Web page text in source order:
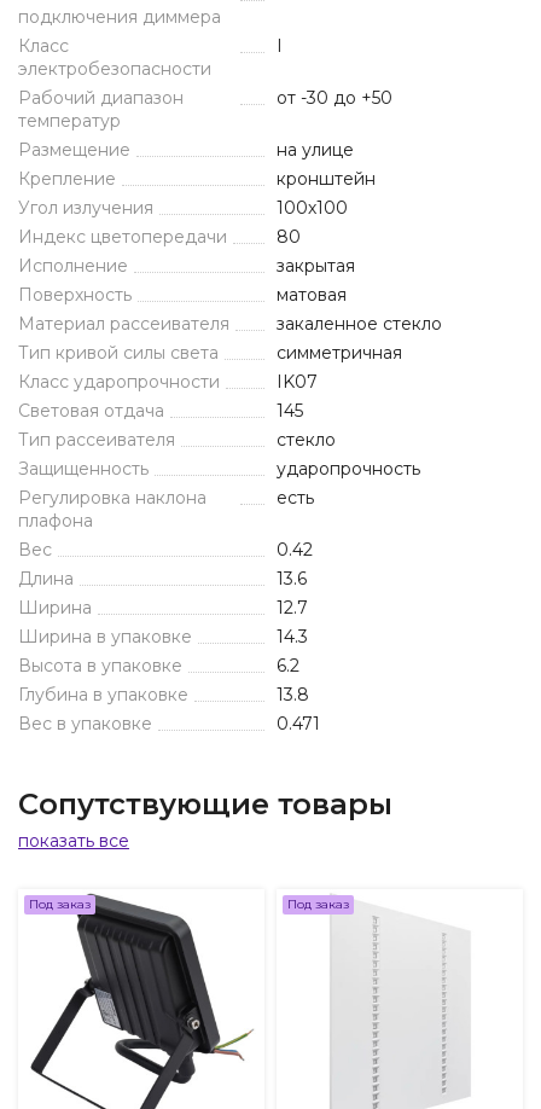
подключения диммера
Класс
электробезопасности
I
Рабочий диапазон
температур
от -30 до +50
Размещение
на улице
Крепление
кронштейн
Угол излучения
100х100
Индекс цветопередачи
80
Исполнение
закрытая
Поверхность
матовая
Материал рассеивателя
закаленное стекло
Тип кривой силы света
симметричная
Класс ударопрочности
IK07
Световая отдача
145
Тип рассеивателя
стекло
Защищенность
ударопрочность
Регулировка наклона
плафона
есть
Вес
0.42
Длина
13.6
Ширина
12.7
Ширина в упаковке
14.3
Высота в упаковке
6.2
Глубина в упаковке
13.8
Вес в упаковке
0.471
Сопутствующие товары
показать все
Под заказ Под заказ